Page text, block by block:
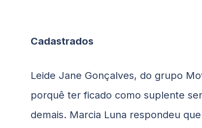
Cadastrados
Leide Jane Gonçalves, do grupo
porquê ter ficado como suplente
demais. Marcia Luna respondeu